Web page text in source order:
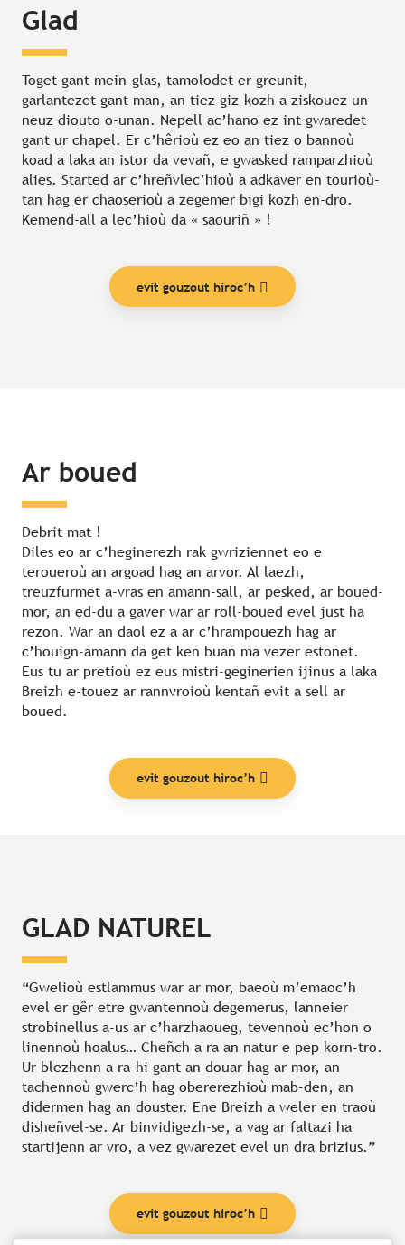
Glad
Toget gant mein-glas, tamolodet er greunit,
garlantezet gant man, an tiez giz-kozh a ziskouez un
neuz diouto o-unan. Nepell ac’hano ez int gwaredet
gant ur chapel. Er c’hêrioù ez eo an tiez o bannoù
koad a laka an istor da vevañ, e gwasked ramparzhioù
alies. Started ar c’hreñvlec’hioù a adkaver en tourioù-
tan hag er chaoserioù a zegemer bigi kozh en-dro.
Kemend-all a lec’hioù da « saouriñ » !
evit gouzout hiroc’h
Ar boued
Debrit mat !
Diles eo ar c’heginerezh rak gwriziennet eo e
teroueroù an argoad hag an arvor. Al laezh,
treuzfurmet a-vras en amann-sall, ar pesked, ar boued-
mor, an ed-du a gaver war ar roll-boued evel just ha
rezon. War an daol ez a ar c’hrampouezh hag ar
c’houign-amann da get ken buan ma vezer estonet.
Eus tu ar pretioù ez eus mistri-geginerien ijinus a laka
Breizh e-touez ar rannvroioù kentañ evit a sell ar
boued.
evit gouzout hiroc’h
GLAD NATUREL
“Gwelioù estlammus war ar mor, baeoù m’emaoc’h
evel er gêr etre gwantennoù degemerus, lanneier
strobinellus a-us ar c’harzhaoueg, tevennoù ec’hon o
linennoù hoalus… Cheñch a ra an natur e pep korn-tro.
Ur blezhenn a ra-hi gant an douar hag ar mor, an
tachennoù gwerc’h hag obererezhioù mab-den, an
didermen hag an douster. Ene Breizh a weler en traoù
disheñvel-se. Ar binvidigezh-se, a vag ar faltazi ha
startijenn ar vro, a vez gwarezet evel un dra brizius.”
evit gouzout hiroc’h